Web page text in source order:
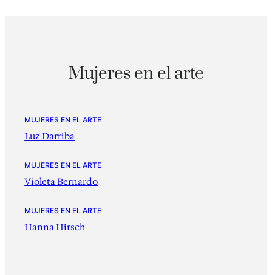
Mujeres en el arte
MUJERES EN EL ARTE
Luz Darriba
MUJERES EN EL ARTE
Violeta Bernardo
MUJERES EN EL ARTE
Hanna Hirsch